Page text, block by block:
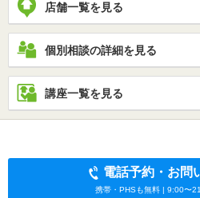
店舗一覧を見る
個別相談の詳細を見る
講座一覧を見る
電話予約・お問
携帯・PHSも無料 | 9:00〜